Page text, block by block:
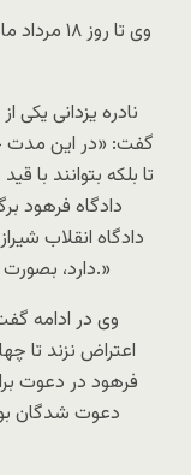
وی تا
نادره یزدانی
گفت: «در این مدت
دادگاه انقلاب
دارد، بصورت شفاهی فرهود را به ۱ سال زندان محکوم کرد.»
وی در ادامه
اعتراض نزند تا
فرهود در دعوت
دعوت شدگان